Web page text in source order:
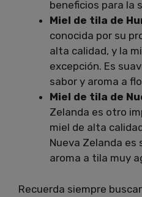
beneficios para la
Miel de tila de
conocida por su
alta calidad, y la
excepción. Es
sabor y aroma a
Miel de tila de
Zelanda es otro
miel de alta
Nueva Zelanda es
aroma a tila muy
Recuerda siempre